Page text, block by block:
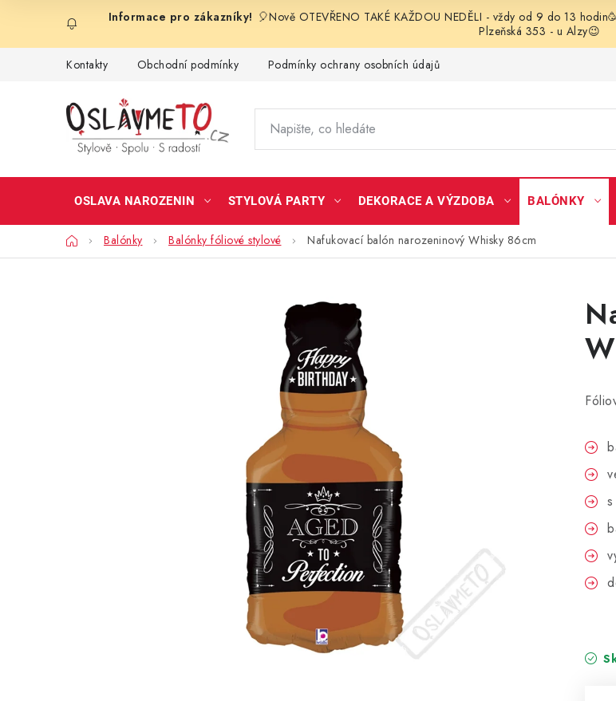
obsah
🎈Nově OTEVŘENO TAKÉ KAŽDOU NEDĚLI - vždy od 9 do 13
Plzeňská 353 - u Alzy😉
Kontakty Obchodní podmínky Podmínky ochrany osobních údajů
OSLAVA NAROZENIN STYLOVÁ PARTY DEKORACE A VÝZDOBA BALÓNKY
DomůBalónky Balónky fóliové stylové Nafukovací balón narozeninový Whisky 86cm